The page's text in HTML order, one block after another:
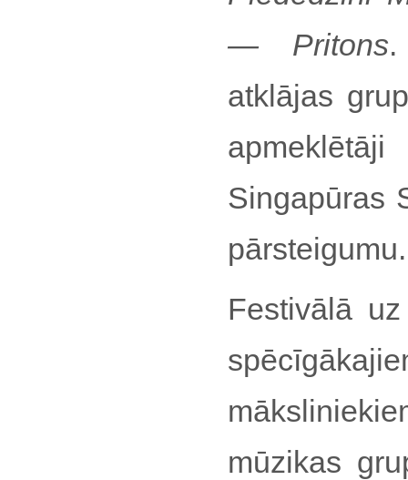
— Pritons
atklājas
Singapūras
pārsteigumu.
Festivālā
mūzikas